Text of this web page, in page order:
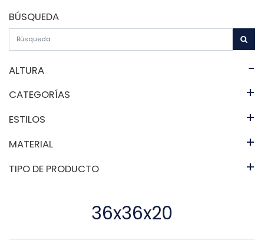
BÚSQUEDA
ALTURA -
CATEGORÍAS +
ESTILOS +
MATERIAL +
TIPO DE PRODUCTO +
36x36x20